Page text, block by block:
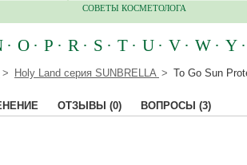
СОВЕТЫ КОСМЕТОЛОГА
O P R S T U V W Y
Holy Land серия SUNBRELLA To Go Sun
ОТЗЫВЫ (0) ВОПРОСЫ (3)